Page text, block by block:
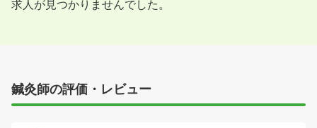
求人が見つかりませんでした。
鍼灸師の評価・レビュー